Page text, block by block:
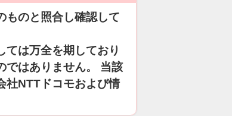
ものと照合し確認して
ては万全を期しており
ではありません。 当該
社NTTドコモおよび情